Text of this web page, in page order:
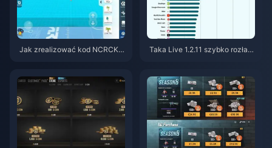
Jak zrealizować kod NCRCKY
Taka Live 1.2.11 szybko rozład
ązania